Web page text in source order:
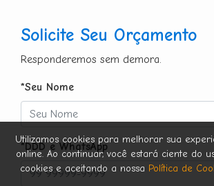
Solicite Seu Orçamento
Responderemos sem demora.
*Seu Nome
*DDD e WhatsApp
Utilizamos cookies para melhorar sua
online. Ao continuar, você estará ciente do
cookies e aceitando a nossa Política de